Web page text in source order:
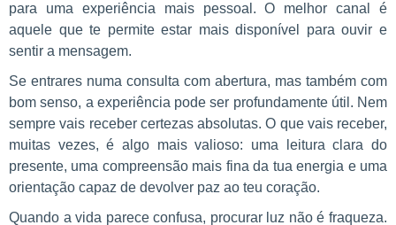
para uma experiência mais pessoal. O melhor canal é
aquele que te permite estar mais disponível para ouvir e
sentir a mensagem.
Se entrares numa consulta com abertura, mas também com
bom senso, a experiência pode ser profundamente útil. Nem
sempre vais receber certezas absolutas. O que vais receber,
muitas vezes, é algo mais valioso: uma leitura clara do
presente, uma compreensão mais fina da tua energia e uma
orientação capaz de devolver paz ao teu coração.
Quando a vida parece confusa, procurar luz não é fraqueza.